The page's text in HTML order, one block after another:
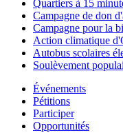
Quartiers à 15
Campagne de don
Campagne pour la
Action climatique
Autobus scolaires
Soulèvement
Événements
Pétitions
Participer
Opportunités